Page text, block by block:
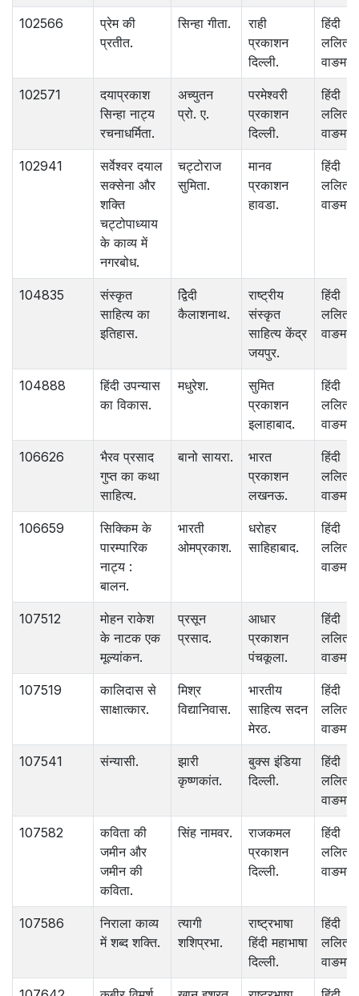
102566
प्रेम की
प्रतीत.
सिन्हा गीता.
राही
प्रकाशन
दिल्ली.
हिंदी
ललित
वाङमय.
102571
दयाप्रकाश
सिन्हा नाट्य
रचनाधर्मिता.
अच्युतन
प्रो. ए.
परमेश्वरी
प्रकाशन
दिल्ली.
हिंदी
ललित
वाङमय.
102941
सर्वेश्‍वर दयाल
सक्सेना और
शक्ति
चट्टोपाध्याय
के काव्य में
नगरबोध.
चट्टोराज
सुमिता.
मानव
प्रकाशन
हावडा.
हिंदी
ललित
वाङमय.
104835
संस्कृत
साहित्य का
इतिहास.
द्विेदी
कैलाशनाथ.
राष्ट्रीय
संस्कृत
साहित्य केंद्र
जयपुर.
हिंदी
ललित
वाङमय.
104888
हिंदी उपन्यास
का विकास.
मधुरेश.
सुमित
प्रकाशन
इलाहाबाद.
हिंदी
ललित
वाङमय.
106626
भैरव प्रसाद
गुप्त का कथा
साहित्य.
बानो सायरा.
भारत
प्रकाशन
लखनऊ.
हिंदी
ललित
वाङमय.
106659
सिक्किम के
पारम्पारिक
नाट्य :
बालन.
भारती
ओमप्रकाश.
धरोहर
साहिहाबाद.
हिंदी
ललित
वाङमय.
107512
मोहन राकेश
के नाटक एक
मूल्यांकन.
प्रसून
प्रसाद.
आधार
प्रकाशन
पंचकूला.
हिंदी
ललित
वाङमय.
107519
कालिदास से
साक्षात्कार.
मिश्र
विद्यानिवास.
भारतीय
साहित्य सदन
मेरठ.
हिंदी
ललित
वाङमय.
107541 संन्यासी.
झारी
कृष्णकांत.
बुक्स इंडिया
दिल्ली.
हिंदी
ललित
वाङमय.
107582
कविता की
जमीन और
जमीन की
कविता.
सिंह नामवर.
राजकमल
प्रकाशन
दिल्ली.
हिंदी
ललित
वाङमय.
107586
निराला काव्य
में शब्द शक्ति.
त्यागी
शशिप्रभा.
राष्ट्रभाषा
हिंदी महाभाषा
दिल्ली.
हिंदी
ललित
वाङमय.